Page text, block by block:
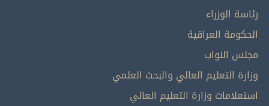
رئاسة الوزراء
الحكومة العراقية
مجلس النواب
وزارة التعليم العالي والبحث العلمي
استعلامات وزارة التعليم العالي